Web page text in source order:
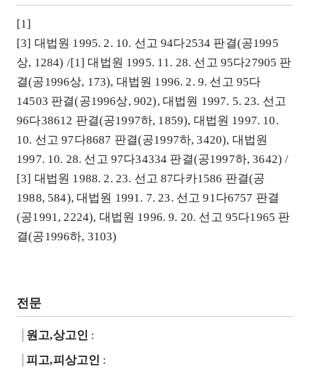
[1]
[3] 대법원 1995. 2. 10. 선고 94다2534 판결(공1995
상, 1284) /[1] 대법원 1995. 11. 28. 선고 95다27905 판
결(공1996상, 173), 대법원 1996. 2. 9. 선고 95다
14503 판결(공1996상, 902), 대법원 1997. 5. 23. 선고
96다38612 판결(공1997하, 1859), 대법원 1997. 10.
10. 선고 97다8687 판결(공1997하, 3420), 대법원
1997. 10. 28. 선고 97다34334 판결(공1997하, 3642) /
[3] 대법원 1988. 2. 23. 선고 87다카1586 판결(공
1988, 584), 대법원 1991. 7. 23. 선고 91다6757 판결
(공1991, 2224), 대법원 1996. 9. 20. 선고 95다1965 판
결(공1996하, 3103)
전문
원고,상고인 :
피고,피상고인 :